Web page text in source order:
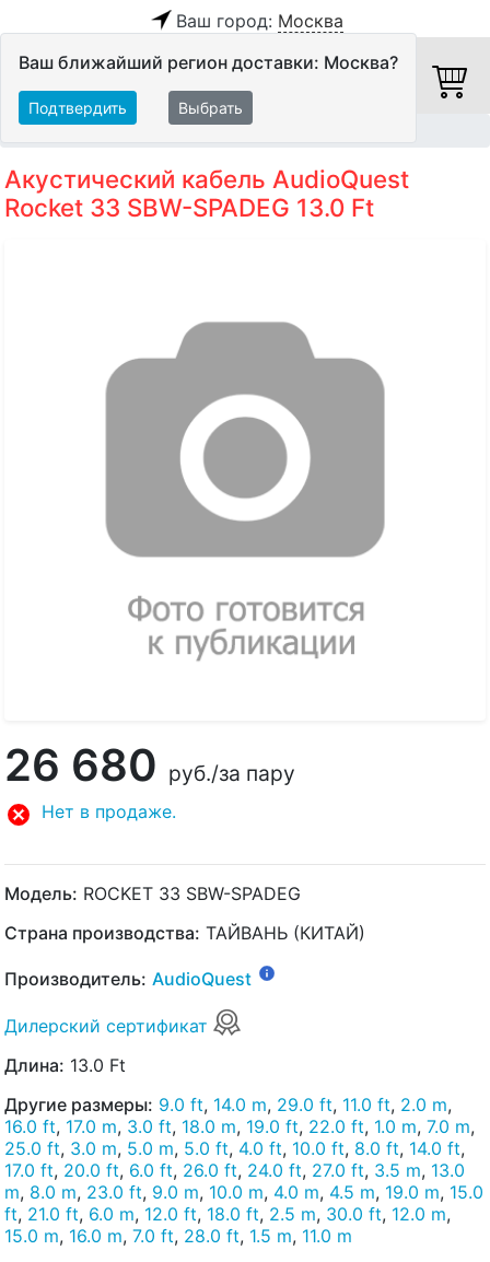
Ваш город: Москва
Ваш ближайший регион доставки: Москва?
Подтвердить Выбрать
Акустический кабель AudioQuest
Rocket 33 SBW-SPADEG 13.0 Ft
26 680 руб./за пару
Нет в продаже.
Модель: ROCKET 33 SBW-SPADEG
Страна производства: ТАЙВАНЬ (КИТАЙ)
Производитель: AudioQuest
Дилерский сертификат
Длина: 13.0 Ft
Другие размеры: 9.0 ft, 14.0 m, 29.0 ft, 11.0 ft, 2.0 m,
16.0 ft, 17.0 m, 3.0 ft, 18.0 m, 19.0 ft, 22.0 ft, 1.0 m, 7.0 m,
25.0 ft, 3.0 m, 5.0 m, 5.0 ft, 4.0 ft, 10.0 ft, 8.0 ft, 14.0 ft,
17.0 ft, 20.0 ft, 6.0 ft, 26.0 ft, 24.0 ft, 27.0 ft, 3.5 m, 13.0
m, 8.0 m, 23.0 ft, 9.0 m, 10.0 m, 4.0 m, 4.5 m, 19.0 m, 15.0
ft, 21.0 ft, 6.0 m, 12.0 ft, 18.0 ft, 2.5 m, 30.0 ft, 12.0 m,
15.0 m, 16.0 m, 7.0 ft, 28.0 ft, 1.5 m, 11.0 m